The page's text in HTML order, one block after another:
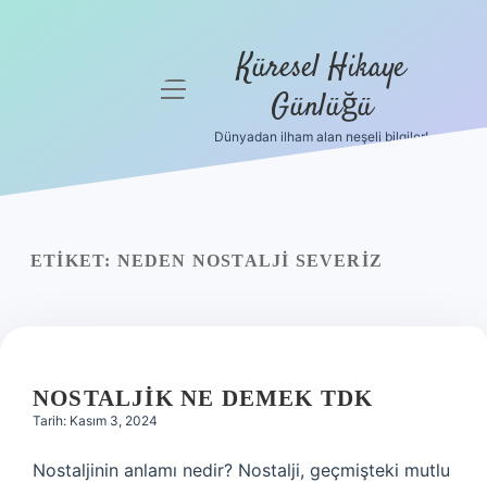
menüyü
Küresel Hikaye
Günlüğü
Dünyadan ilham alan neşeli bilgiler!
ETIKET: NEDEN NOSTALJI SEVERIZ
NOSTALJIK NE DEMEK TDK
Tarih: Kasım 3, 2024
Nostaljinin anlamı nedir? Nostalji, geçmişteki mutlu